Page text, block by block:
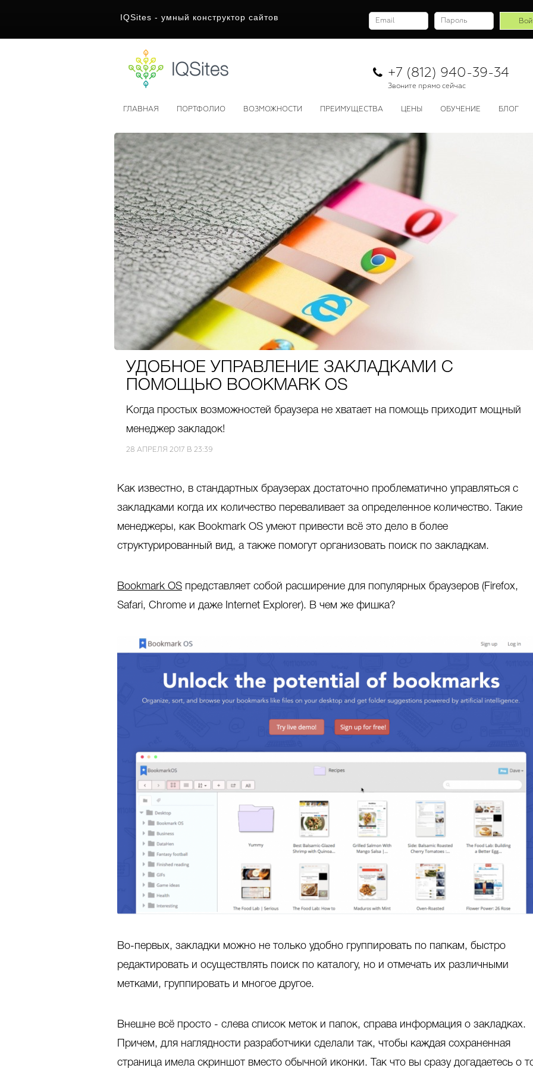
IQSites - умный конструктор сайтов
+7 (812) 940-39-34
Звоните прямо сейчас
ГЛАВНАЯ ПОРТФОЛИО ВОЗМОЖНОСТИ ПРЕИМУЩЕСТВА ЦЕНЫ ОБУЧЕНИЕ БЛОГ
УДОБНОЕ УПРАВЛЕНИЕ ЗАКЛАДКАМИ С
ПОМОЩЬЮ BOOKMARK OS
Когда простых возможностей браузера не хватает на помощь приходит мощный
менеджер закладок!
28 АПРЕЛЯ 2017 В 23:39
Как известно, в стандартных браузерах достаточно проблематично управляться с
закладками когда их количество переваливает за определенное количество. Такие
менеджеры, как Bookmark OS умеют привести всё это дело в более
структурированный вид, а также помогут организовать поиск по закладкам.
Bookmark OS представляет собой расширение для популярных браузеров (Firefox,
Safari, Chrome и даже Internet Explorer). В чем же фишка?
Во-первых, закладки можно не только удобно группировать по папкам, быстро
редактировать и осуществлять поиск по каталогу, но и отмечать их различными
метками, группировать и многое другое.
Внешне всё просто - слева список меток и папок, справа информация о закладках.
Причем, для наглядности разработчики сделали так, чтобы каждая сохраненная
страница имела скриншот вместо обычной иконки. Так что вы сразу догадаетесь о